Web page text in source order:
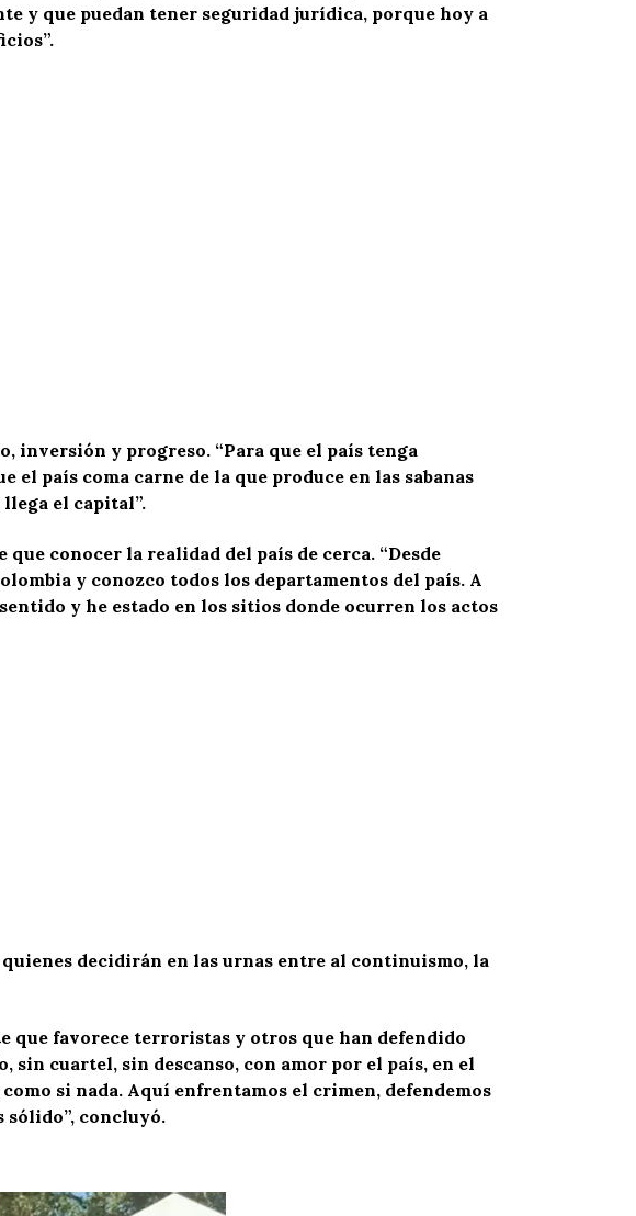
y que puedan tener seguridad jurídica, porque hoy a
inversión y progreso. “Para que el país tenga
el país coma carne de la que produce en las sabanas
el capital”.
conocer la realidad del país de cerca. “Desde
y conozco todos los departamentos del país. A
y he estado en los sitios donde ocurren los actos
decidirán en las urnas entre al continuismo, la
que favorece terroristas y otros que han defendido
sin cuartel, sin descanso, con amor por el país, en el
si nada. Aquí enfrentamos el crimen, defendemos
sólido”, concluyó.